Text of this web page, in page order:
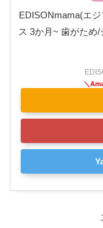
EDISONmama(エ
ス 3か月~ 歯がため